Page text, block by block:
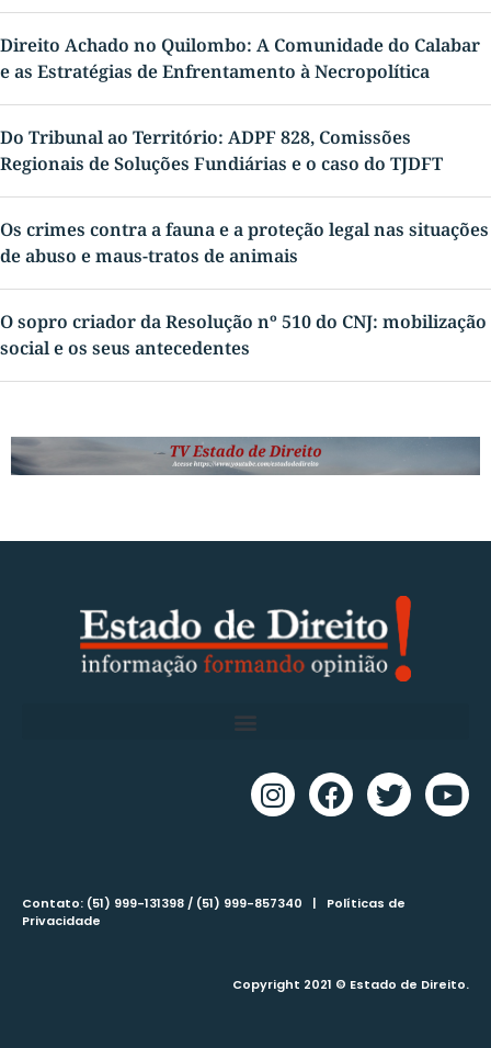
Direito Achado no Quilombo: A Comunidade do Calabar
e as Estratégias de Enfrentamento à Necropolítica
Do Tribunal ao Território: ADPF 828, Comissões
Regionais de Soluções Fundiárias e o caso do TJDFT
Os crimes contra a fauna e a proteção legal nas situações
de abuso e maus-tratos de animais
O sopro criador da Resolução nº 510 do CNJ: mobilização
social e os seus antecedentes
Contato: (51) 999-131398 / (51) 999-857340 | Políticas de
Privacidade
Copyright 2021 © Estado de Direito.